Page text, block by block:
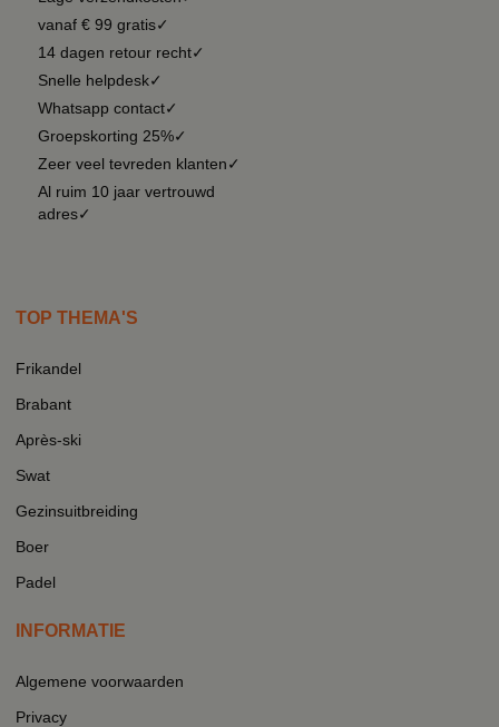
vanaf € 99 gratis✓
14 dagen retour recht✓
Snelle helpdesk✓
Whatsapp contact✓
Groepskorting 25%✓
Zeer veel tevreden klanten✓
Al ruim 10 jaar vertrouwd
adres✓
TOP THEMA'S
Frikandel
Brabant
Après-ski
Swat
Gezinsuitbreiding
Boer
Padel
INFORMATIE
Algemene voorwaarden
Privacy